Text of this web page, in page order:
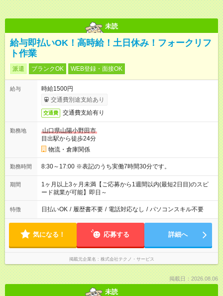
未読
給与即払いOK！高時給！土日休み！フォークリフ
ト作業
派遣 ブランクOK WEB登録・面接OK
給与
時給1500円
交通費別途支給あり
交通費 交通費支給有り
勤務地
山口県山陽小野田市
目出駅から徒歩24分
物流・倉庫関係
勤務時間 8:30～17:00 ※表記のうち実働7時間30分です。
期間
1ヶ月以上3ヶ月未満【ご応募から1週間以内(最短2日目)のスピ
ード就業が可能】即日～
特徴 日払いOK / 履歴書不要 / 電話対応なし / パソコンスキル不要
気になる！ 応募する 詳細へ
掲載元企業名 株式会社テクノ・サービス
掲載日：2026.08.06
未読